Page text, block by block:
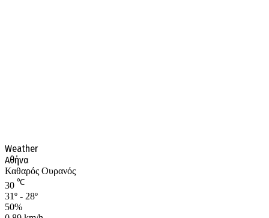
Weather
Αθήνα
Καθαρός Ουρανός
30 ℃
31º - 28º
50%